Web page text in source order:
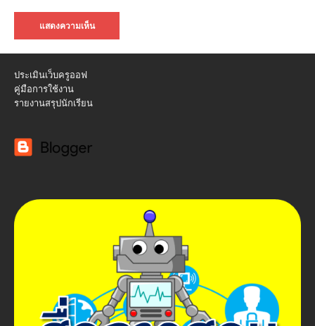
ประเมินเว็บครูออฟ
คู่มือการใช้งาน
รายงานสรุปนักเรียน